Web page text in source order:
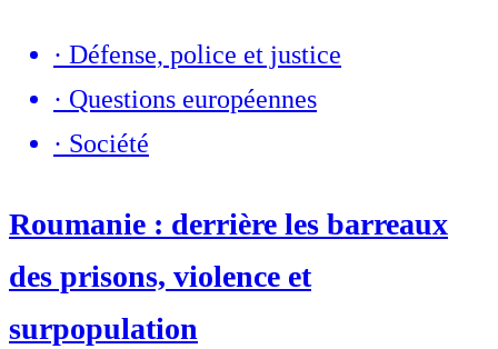
· Défense, police et justice
· Questions européennes
· Société
Roumanie : derrière les barreaux
des prisons, violence et
surpopulation